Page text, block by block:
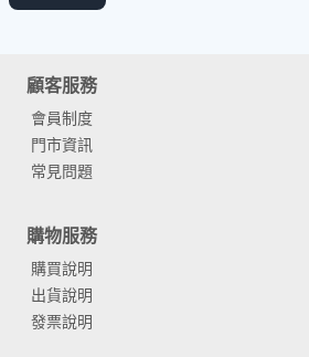
顧客服務
會員制度
門市資訊
常見問題
購物服務
購買說明
出貨說明
發票說明